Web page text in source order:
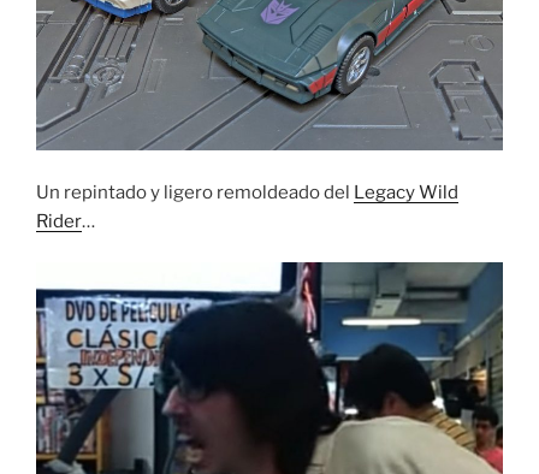
Un repintado y ligero remoldeado del Legacy Wild
Rider…